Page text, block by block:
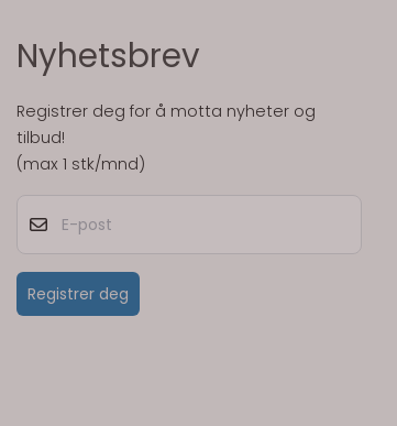
Nyhetsbrev
Registrer deg for å motta nyheter og
tilbud!
(max 1 stk/mnd)
Registrer deg